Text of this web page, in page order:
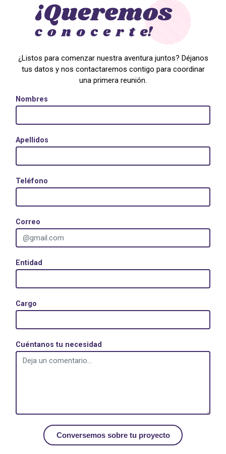
¿Listos para comenzar nuestra aventura juntos? Déjanos
tus datos y nos contactaremos contigo para coordinar
una primera reunión.
Nombres
Apellidos
Teléfono
Correo
Entidad
Cargo
Cuéntanos tu necesidad